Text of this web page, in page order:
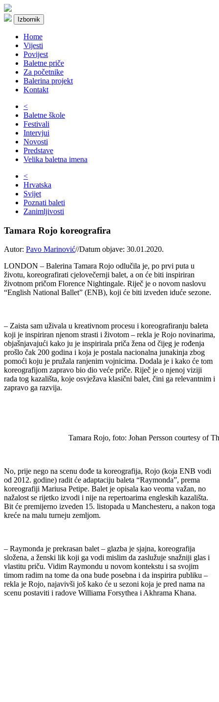
Izbornik
Home
Vijesti
Povijest
Baletne priče
Za početnike
Balerina projekt
Kontakt
<
Baletne škole
Festivali
Intervjui
Novosti
Predstave
Velika baletna imena
<
Hrvatska
Svijet
Poznati baleti
Zanimljivosti
Tamara Rojo koreografira
Autor: Pavo Marinović//Datum objave: 30.01.2020.
LONDON – Balerina Tamara Rojo odlučila je, po prvi puta u
životu, koreografirati cjelovečernji balet, a on će biti inspiriran
životnom pričom Florence Nightingale. Riječ je o novom naslovu
“English National Ballet” (ENB), koji će biti izveden iduće sezone.
– Zaista sam uživala u kreativnom procesu i koreografiranju baleta
koji je inspiriran njenom strasti i životom – rekla je Rojo novinarima,
objašnjavajući kako ju je inspirirala priča žena od čijeg je rođenja
prošlo čak 200 godina i koja je postala nacionalna junakinja zbog
pomoći koju je pružala ranjenim vojnicima. Dodala je i kako će tom
koreografijom zapravo bio dio veće priče. Riječ je o njenoj viziji
rada tog kazališta, koje osvježava klasični balet, čini ga relevantnim i
zapravo ga razvija.
Tamara Rojo, foto: Johan Persson courtesy of The
No, prije nego na scenu dođe ta koreografija, Rojo (koja ENB vodi
od 2012. godine) radit će adaptaciju baleta “Raymonda”, prema
koreografiji Mariusa Petipe. Balet je opisala kao veoma važan, no
nažalost se rijetko izvodi i nije na repertoarima engleskih kazališta.
Bit će premijerno izveden 15. listopada u Manchesteru, a nakon toga
kreće na malu turneju zemljom.
– Raymonda je prekrasan balet – glazba je sjajna, koreografija
složena, a ženski lik koji ga vodi mislim da zaslužuje snažniji glas i
vlastitu priču. Vidim Raymondu u novom kontekstu i sa svojim
timom radim na tome da ona bude posebna i da inspirira publiku –
rekla je Rojo, najavivši još kako će u sezoni koja je pred nama na
scenu postaviti i radove Williama Forsythea i Akhrama Khana.